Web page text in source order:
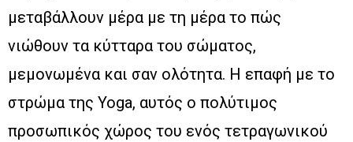
μεταβάλλουν μέρα με τη μέρα το πώς
νιώθουν τα κύτταρα του σώματος,
μεμονωμένα και σαν ολότητα. Η επαφή με το
στρώμα της Yoga, αυτός ο πολύτιμος
προσωπικός χώρος του ενός τετραγωνικού